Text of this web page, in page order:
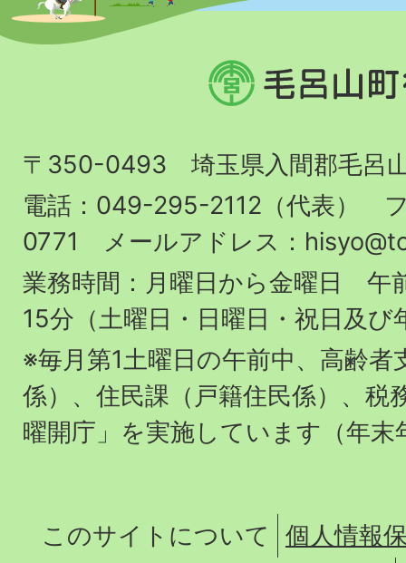
毛
呂
町
役
場
〒350-0493 埼玉県入間郡毛呂
電話：049-295-2112（代表）
0771 メールアドレス：
業務時間：月曜日から金曜日 午
15分（土曜日・日曜日・祝日及び
※毎月第1土曜日の午前中、高齢者
係）、住民課（戸籍住民係）、税
曜開庁」を実施しています（年末
このサイトについて
個人情報